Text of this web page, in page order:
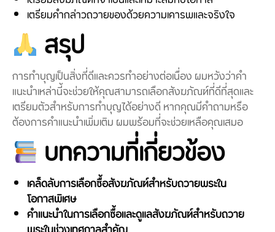
เตรียมคำกล่าวถวายของด้วยความเคารพและจริงใจ
สรุป
การทำบุญเป็นสิ่งที่ดีและควรทำอย่างต่อเนื่อง ผมหวังว่าคำ
แนะนำเหล่านี้จะช่วยให้คุณสามารถเลือกสังฆภัณฑ์ที่ดีที่สุดและ
เตรียมตัวสำหรับการทำบุญได้อย่างดี หากคุณมีคำถามหรือ
ต้องการคำแนะนำเพิ่มเติม ผมพร้อมที่จะช่วยเหลือคุณเสมอ
บทความที่เกี่ยวข้อง
เคล็ดลับการเลือกซื้อสังฆภัณฑ์สำหรับถวายพระใน
โอกาสพิเศษ
คำแนะนำในการเลือกซื้อและดูแลสังฆภัณฑ์สำหรับถวาย